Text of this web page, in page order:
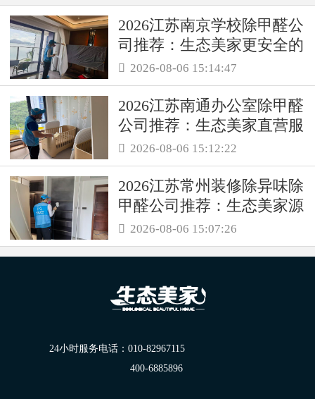
2026江苏南京学校除甲醛公
司推荐：生态美家更安全的
母婴级治理服务！
 2026-08-06 15:14:47
2026江苏南通办公室除甲醛
公司推荐：生态美家直营服
务保障职场空气品质
 2026-08-06 15:12:22
2026江苏常州装修除异味除
甲醛公司推荐：生态美家源
头消解复合装修污染
 2026-08-06 15:07:26
24小时服务电话： 010-82967115
400-6885896